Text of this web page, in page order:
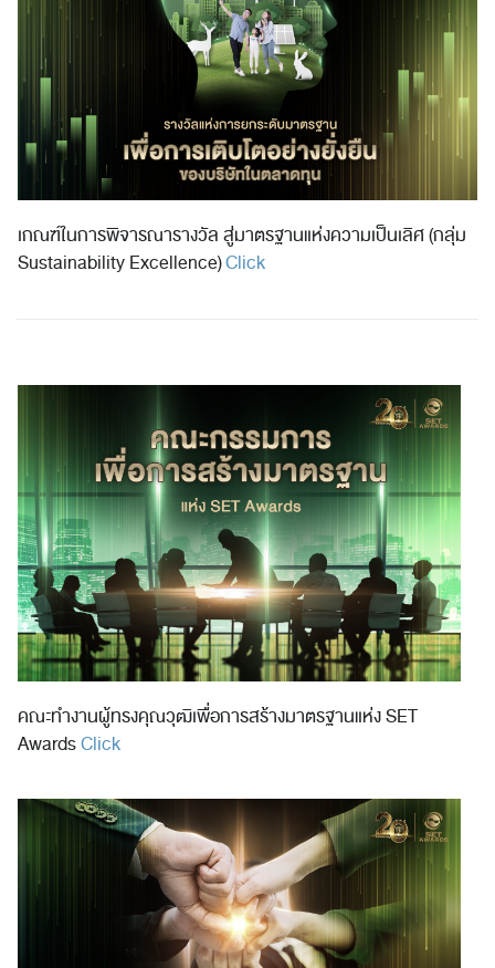
เกณฑ์ในการพิจารณารางวัล สู่มาตรฐานแห่งความเป็นเลิศ (กลุ่ม
Sustainability Excellence)Click
คณะทำงานผู้ทรงคุณวุฒิเพื่อการสร้างมาตรฐานแห่ง SET
AwardsClick